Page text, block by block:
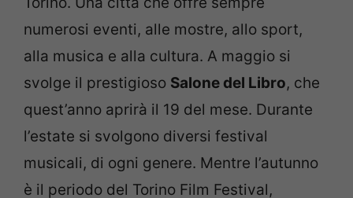
numerosi eventi, alle mostre, allo sport,
alla musica e alla cultura. A maggio si
svolge il prestigioso Salone del Libro, che
quest’anno aprirà il 19 del mese. Durante
l’estate si svolgono diversi festival
musicali, di ogni genere. Mentre l’autunno
è il periodo del Torino Film Festival,